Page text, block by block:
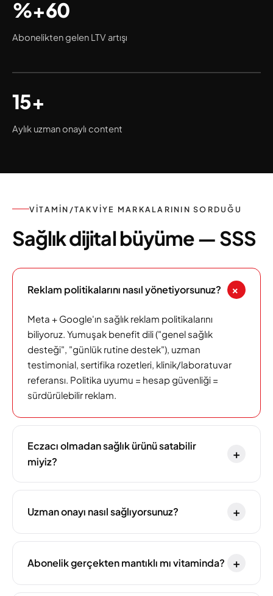
%+60
Abonelikten gelen LTV artışı
15+
Aylık uzman onaylı content
VITAMIN/TAKVIYE MARKALARININ SORDUĞU
Sağlık dijital büyüme — SSS
Reklam politikalarını nasıl yönetiyorsunuz? +
Meta + Google'ın sağlık reklam politikalarını
biliyoruz. Yumuşak benefit dili ("genel sağlık
desteği", "günlük rutine destek"), uzman
testimonial, sertifika rozetleri, klinik/laboratuvar
referansı. Politika uyumu = hesap güvenliği =
sürdürülebilir reklam.
Eczacı olmadan sağlık ürünü satabilir
miyiz?
+
Uzman onayı nasıl sağlıyorsunuz? +
Abonelik gerçekten mantıklı mı vitaminda? +